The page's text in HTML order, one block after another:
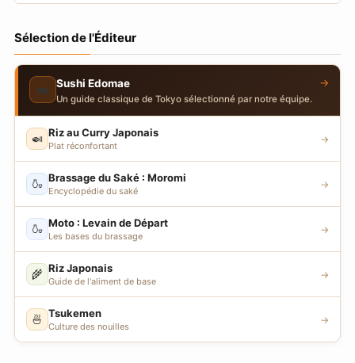
Sélection de l'Éditeur
🍣 Sushi Edomae
Un guide classique de Tokyo sélectionné par notre équipe.
→
🍛 Riz au Curry Japonais
Plat réconfortant
→
🍶 Brassage du Saké : Moromi
Encyclopédie du saké
→
🍶 Moto : Levain de Départ
Les bases du brassage
→
🌾 Riz Japonais
Guide de l'aliment de base
→
🍜 Tsukemen
Culture des nouilles
→